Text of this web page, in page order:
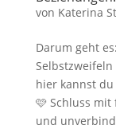
von Katerina
Darum geht
hier kannst
🩷 Schluss
und